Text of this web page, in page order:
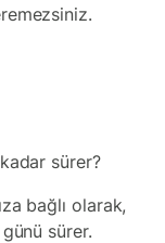
sürer?
bağlı olarak,
sürer.